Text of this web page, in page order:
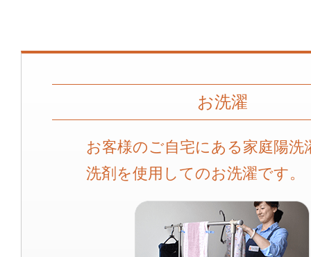
お洗濯
お客様のご自宅にある家庭陽洗
洗剤を使用してのお洗濯です。